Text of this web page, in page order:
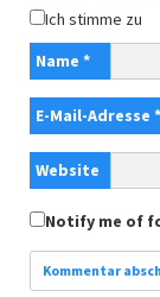
Ich stimme zu
Name *
E-Mail-Adresse *
Website
Notify me of